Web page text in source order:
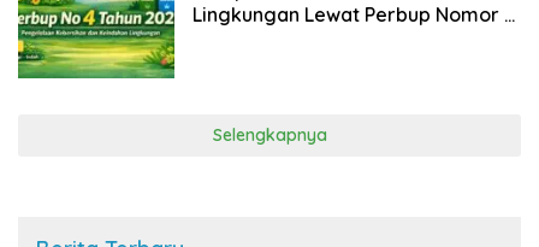
Lingkungan Lewat Perbup Nomor 4
Selengkapnya